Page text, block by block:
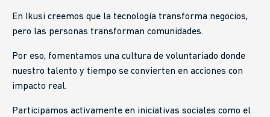
En Ikusi creemos que la tecnología transforma negocios,
pero las personas transforman comunidades.
Por eso, fomentamos una cultura de voluntariado donde
nuestro talento y tiempo se convierten en acciones con
impacto real.
Participamos activamente en iniciativas sociales como el